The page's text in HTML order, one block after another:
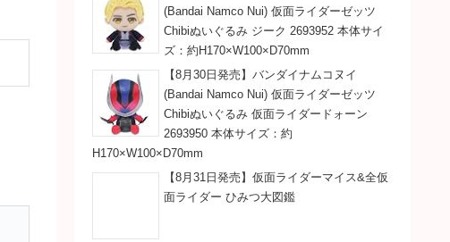
(Bandai Namco Nui) 仮面ライダーゼッツ
Chibiぬいぐるみ ジーク 2693952 本体サイ
ズ：約H170×W100×D70mm
【8月30日発売】バンダイナムコヌイ
(Bandai Namco Nui) 仮面ライダーゼッツ
Chibiぬいぐるみ 仮面ライダードォーン
2693950 本体サイズ：約
H170×W100×D70mm
【8月31日発売】仮面ライダーマイス&全仮
面ライダー ひみつ大図鑑